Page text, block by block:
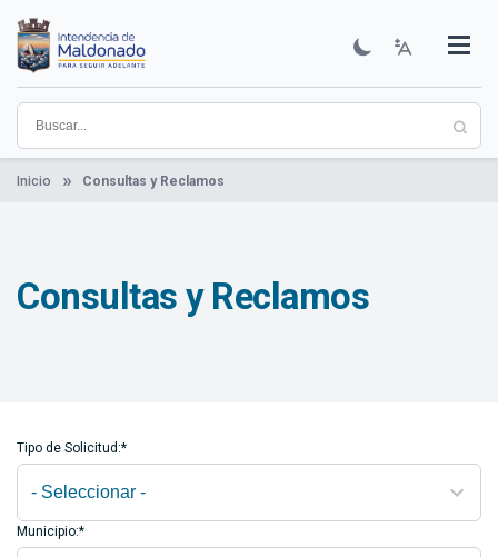
contenido
principal
Institucional
Municipios
Descubre Maldonado
Comunicación
Servicios
Guía De Trámites
Ver Noticias
Inicio Consultas y Reclamos
Consultas y Reclamos
Tipo de Solicitud:*
Municipio:*